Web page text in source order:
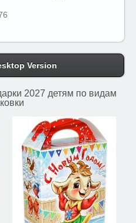
Version
2027 детям по видам